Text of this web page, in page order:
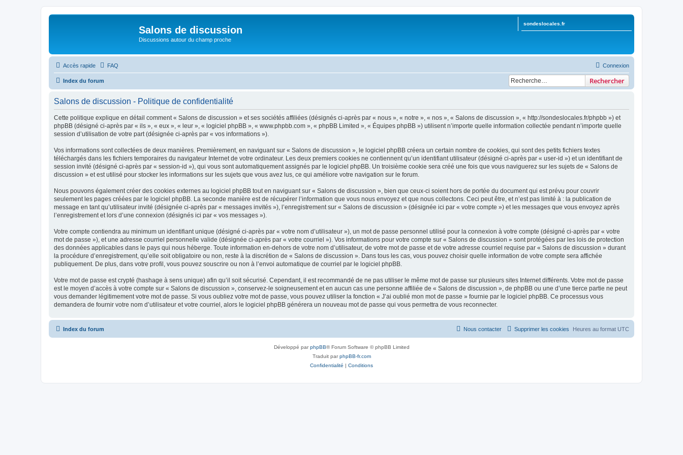
Salons de discussion
Discussions autour du champ proche
sondeslocales.fr
Accès rapide FAQ Connexion
Index du forum Rechercher
Salons de discussion - Politique de confidentialité
Cette politique explique en détail comment « Salons de discussion » et ses sociétés affiliées (désignés ci-après par « nous », « notre », « nos », « Salons de discussion », « http://sondeslocales.fr/phpbb ») et
phpBB (désigné ci-après par « ils », « eux », « leur », « logiciel phpBB », « www.phpbb.com », « phpBB Limited », « Équipes phpBB ») utilisent n’importe quelle information collectée pendant n’importe quelle
session d’utilisation de votre part (désignée ci-après par « vos informations »).
Vos informations sont collectées de deux manières. Premièrement, en naviguant sur « Salons de discussion », le logiciel phpBB créera un certain nombre de cookies, qui sont des petits fichiers textes
téléchargés dans les fichiers temporaires du navigateur Internet de votre ordinateur. Les deux premiers cookies ne contiennent qu’un identifiant utilisateur (désigné ci-après par « user-id ») et un identifiant de
session invité (désigné ci-après par « session-id »), qui vous sont automatiquement assignés par le logiciel phpBB. Un troisième cookie sera créé une fois que vous naviguerez sur les sujets de « Salons de
discussion » et est utilisé pour stocker les informations sur les sujets que vous avez lus, ce qui améliore votre navigation sur le forum.
Nous pouvons également créer des cookies externes au logiciel phpBB tout en naviguant sur « Salons de discussion », bien que ceux-ci soient hors de portée du document qui est prévu pour couvrir
seulement les pages créées par le logiciel phpBB. La seconde manière est de récupérer l’information que vous nous envoyez et que nous collectons. Ceci peut être, et n’est pas limité à : la publication de
message en tant qu’utilisateur invité (désignée ci-après par « messages invités »), l’enregistrement sur « Salons de discussion » (désignée ici par « votre compte ») et les messages que vous envoyez après
l’enregistrement et lors d’une connexion (désignés ici par « vos messages »).
Votre compte contiendra au minimum un identifiant unique (désigné ci-après par « votre nom d’utilisateur »), un mot de passe personnel utilisé pour la connexion à votre compte (désigné ci-après par « votre
mot de passe »), et une adresse courriel personnelle valide (désignée ci-après par « votre courriel »). Vos informations pour votre compte sur « Salons de discussion » sont protégées par les lois de protection
des données applicables dans le pays qui nous héberge. Toute information en-dehors de votre nom d’utilisateur, de votre mot de passe et de votre adresse courriel requise par « Salons de discussion » durant
la procédure d’enregistrement, qu’elle soit obligatoire ou non, reste à la discrétion de « Salons de discussion ». Dans tous les cas, vous pouvez choisir quelle information de votre compte sera affichée
publiquement. De plus, dans votre profil, vous pouvez souscrire ou non à l’envoi automatique de courriel par le logiciel phpBB.
Votre mot de passe est crypté (hashage à sens unique) afin qu’il soit sécurisé. Cependant, il est recommandé de ne pas utiliser le même mot de passe sur plusieurs sites Internet différents. Votre mot de passe
est le moyen d’accès à votre compte sur « Salons de discussion », conservez-le soigneusement et en aucun cas une personne affiliée de « Salons de discussion », de phpBB ou une d’une tierce partie ne peut
vous demander légitimement votre mot de passe. Si vous oubliez votre mot de passe, vous pouvez utiliser la fonction « J’ai oublié mon mot de passe » fournie par le logiciel phpBB. Ce processus vous
demandera de fournir votre nom d’utilisateur et votre courriel, alors le logiciel phpBB générera un nouveau mot de passe qui vous permettra de vous reconnecter.
Index du forum Heures au format UTC
Supprimer les cookies
Nous contacter
Développé parphpBB® Forum Software © phpBB Limited
Traduit parphpBB-fr.com
Confidentialité | Conditions